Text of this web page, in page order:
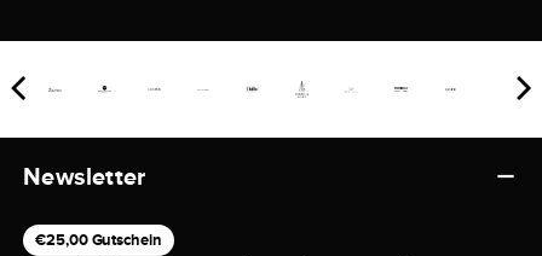
Newsletter
€25,00 Gutschein